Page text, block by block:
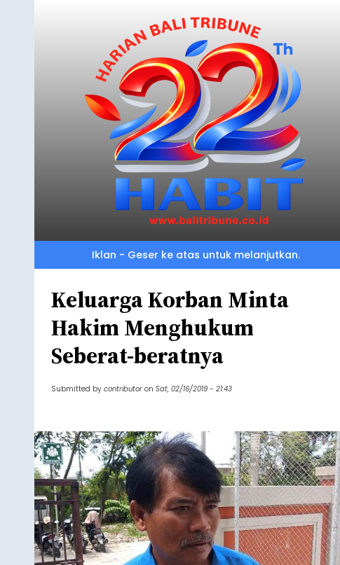
Iklan - Geser ke atas untuk melanjutkan.
Keluarga Korban Minta
Hakim Menghukum
Seberat-beratnya
Submitted by contributor on Sat, 02/16/2019 - 21:43